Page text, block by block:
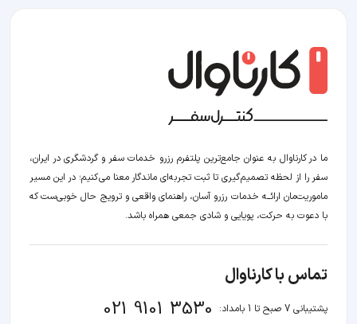
ما در کارناوال به عنوان جامع‌ترین پلتفرم رزرو خدمات سفر و گردشگری در ایران،
سفر را از لحظه‌ تصمیم‌گیری تا ثبت تجربه‌ای ماندگار معنا می‌کنیم؛ در این مسیر‍
ماموریت‌مان اراﺋــﻪ خدمات رزرو آسان، راهنمای واقعی و ترویج حال خوبی‌ست که
با دعوت به حرکت، پویایی و شادی جمعی همراه باشد.
تماس با کارناوال
پشتیبانی 7 صبح تا 1 بامداد: 021 9101 3530